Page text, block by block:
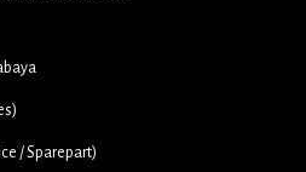
/ Sparepart)